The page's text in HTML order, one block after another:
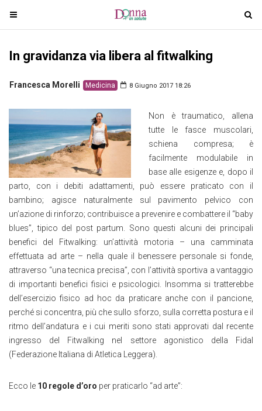
T
o
g
e
v
i
g
a
t
i
o
n
T
o
a
v
g
a
i
o
n
In gravidanza via libera al fitwalking
Francesca Morelli Medicina 8 Giugno 2017 18:26
Non è traumatico, allena
tutte le fasce muscolari,
schiena compresa; è
facilmente modulabile in
base alle esigenze e, dopo il
parto, con i debiti adattamenti, può essere praticato con il
bambino; agisce naturalmente sul pavimento pelvico con
un’azione di rinforzo; contribuisce a prevenire e combattere il “baby
blues”, tipico del post partum. Sono questi alcuni dei principali
benefici del Fitwalking: un’attività motoria – una camminata
effettuata ad arte – nella quale il benessere personale si fonde,
attraverso “una tecnica precisa”, con l’attività sportiva a vantaggio
di importanti benefici fisici e psicologici. Insomma si tratterebbe
dell’esercizio fisico ad hoc da praticare anche con il pancione,
perché si concentra, più che sullo sforzo, sulla corretta postura e il
ritmo dell’andatura e i cui meriti sono stati approvati dal recente
ingresso del Fitwalking nel settore agonistico della Fidal
(Federazione Italiana di Atletica Leggera).
Ecco le 10 regole d’oro per praticarlo “ad arte”: